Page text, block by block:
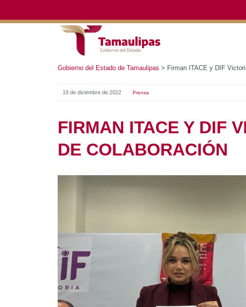
Gobierno del Estado de Tamaulipas>Firman ITACE y DIF Victoria
19 de diciembre de 2022 Prensa
FIRMAN ITACE Y DIF
DE COLABORACIÓN